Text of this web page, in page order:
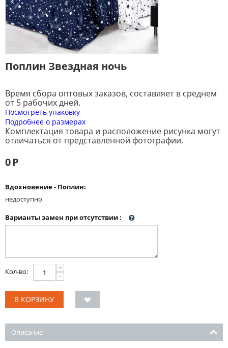
Поплин Звездная ночь
Время сбора оптовых заказов, составляет в среднем
от 5 рабочих дней.
Посмотреть упаковку
Подробнее о размерах
Комплектация товара и расположение рисунка могут
отличаться от представленной фотографии.
0Р
Вдохновение - Поплин:
недоступно
Варианты замен при отсутствии:
Кол-во: +
−
В КОРЗИНУ
Описание